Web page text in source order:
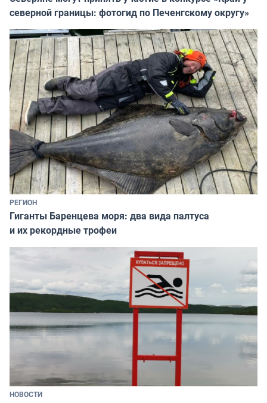
северной границы: фотогид по Печенгскому округу»
РЕГИОН
Гиганты Баренцева моря: два вида палтуса
и их рекордные трофеи
НОВОСТИ